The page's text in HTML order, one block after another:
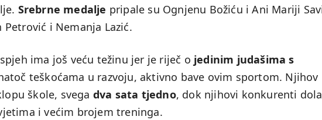
Srebrne medalje pripale su Ognjenu Božiću i Ani Mariji
Petrović i Nemanja Lazić.
ima još veću težinu jer je riječ o jedinim judašima s
teškoćama u razvoju, aktivno bave ovim sportom.
škole, svega dva sata tjedno, dok njihovi konkurenti
i većim brojem treninga.